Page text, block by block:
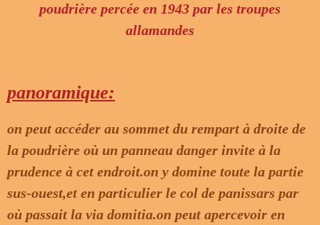
poudrière percée en 1943 par les troupes
allamandes
panoramique:
on peut accéder au sommet du rempart à droite de
la poudrière où un panneau danger invite à la
prudence à cet endroit.on y domine toute la partie
sus-ouest,et en particulier le col de panissars par
où passait la via domitia.on peut apercevoir en